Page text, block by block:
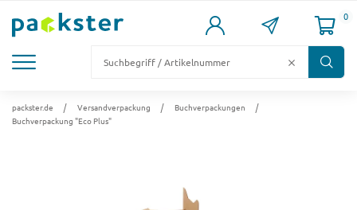
KARTONS
VERSANDKARTONS
VERSANDVERPACKUNG
FÜLL- & POLSTERMATERIAL
LAGER & PALETTIERUNG
0
packster.de Versandverpackung
Buchverpackungen
Buchverpackung "Eco Plus"